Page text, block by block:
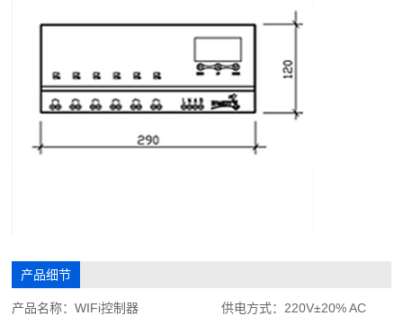
产品细节
产品名称：WIFi控制器 供电方式：220V±20% AC